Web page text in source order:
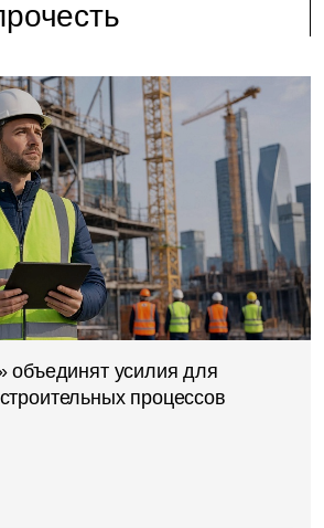
объединят усилия для
процессов